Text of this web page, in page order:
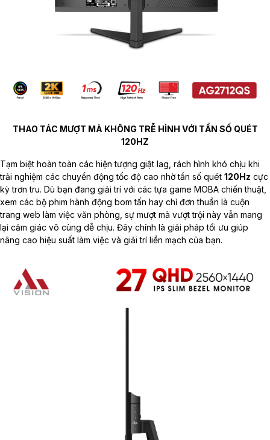
THAO TÁC MƯỢT MÀ KHÔNG TRỄ HÌNH VỚI TẦN SỐ QUÉT
120HZ
Tạm biệt hoàn toàn các hiện tượng giật lag, rách hình khó chịu khi
trải nghiệm các chuyển động tốc độ cao nhờ tần số quét 120Hz cực
kỳ trơn tru. Dù bạn đang giải trí với các tựa game MOBA chiến thuật,
xem các bộ phim hành động bom tấn hay chỉ đơn thuần là cuộn
trang web làm việc văn phòng, sự mượt mà vượt trội này vẫn mang
lại cảm giác vô cùng dễ chịu. Đây chính là giải pháp tối ưu giúp
nâng cao hiệu suất làm việc và giải trí liền mạch của bạn.